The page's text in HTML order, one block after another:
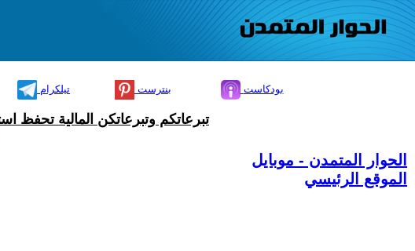
تيلكرام بنترست بودكاست
تبرعاتكم وتبرعاتكن المالية تحفظ
الحوار المتمدن - موبايل
الموقع الرئيسي